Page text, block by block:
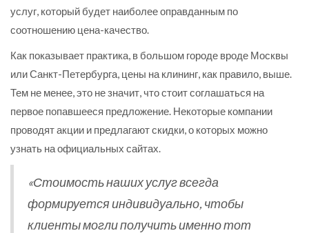
услуг, который будет наиболее оправданным по
соотношению цена-качество.
Как показывает практика, в большом городе вроде Москвы
или Санкт-Петербурга, цены на клининг, как правило, выше.
Тем не менее, это не значит, что стоит соглашаться на
первое попавшееся предложение. Некоторые компании
проводят акции и предлагают скидки, о которых можно
узнать на официальных сайтах.
«Стоимость наших услуг всегда
формируется индивидуально, чтобы
клиенты могли получить именно тот